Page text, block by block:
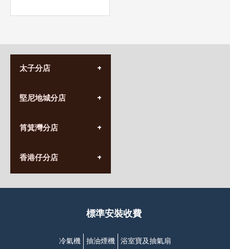
太子分店
營業時間:
九龍太子太子道西141號
堅尼地城分店
營業時間:
香港堅尼地城卑路乍街
(堅尼地城地鐵站B出口)
筲箕灣分店
營業時間:
(10:00am-20:30pm)
香港仔分店
營業時間:
香港香港仔成都道20-28號
(黃竹坑地鐵站轉4M專線小巴)
標準安裝收費
冷氣機 抽油煙機 浴室寶及抽氣扇